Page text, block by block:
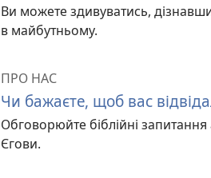
Ви можете здивуватись,
в майбутньому.
ПРО НАС
Чи бажаєте, щоб вас
Обговорюйте біблійні
Єгови.